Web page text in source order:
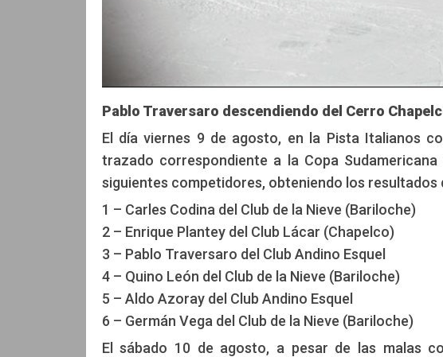
Pablo Traversaro descendiendo del Cerro
El día viernes 9 de agosto, en la Pista Italianos
trazado correspondiente a la Copa
siguientes competidores, obteniendo los resultados
1 – Carles Codina del Club de la Nieve (Bariloche)
2 – Enrique Plantey del Club Lácar (Chapelco)
3 – Pablo Traversaro del Club Andino Esquel
4 – Quino León del Club de la Nieve (Bariloche)
5 – Aldo Azoray del Club Andino Esquel
6 – Germán Vega del Club de la Nieve (Bariloche)
El sábado 10 de agosto, a pesar de las malas